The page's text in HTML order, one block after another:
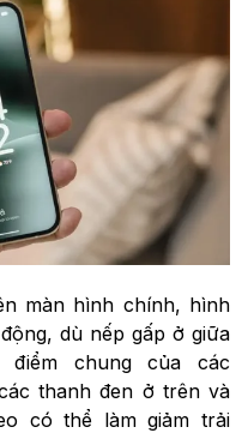
màn hình chính, hình
dù nếp gấp ở giữa
chung của các
thanh đen ở trên và
có thể làm giảm trải